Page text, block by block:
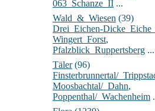
063_Schanze_II ...
Wald_&_Wiesen (39)
Drei_Eichen-
Wingert_Forst,
Pfalzblick_Ruppertsberg ...
Täler(96)
Finsterbrunnertal/
Moosbachtal/_Dahn,
Poppenthal/_Wachenheim